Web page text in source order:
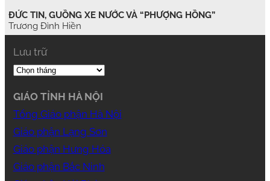
ĐỨC TIN, GUỒNG XE NƯỚC VÀ “PHƯỢNG HỒNG”
Trương Đình Hiền
Lưu trữ
GIÁO TỈNH HÀ NỘI
Tổng Giáo phận Hà Nội
Giáo phận Lạng Sơn
Giáo phận Hưng Hóa
Giáo phận Bắc Ninh